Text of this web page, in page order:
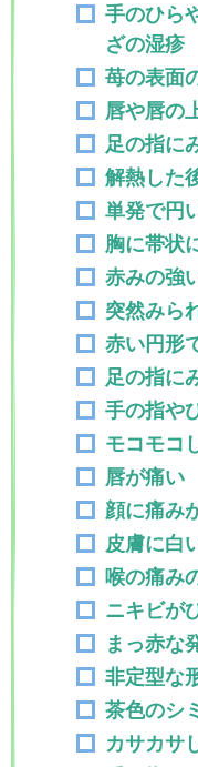
手のひら
ざの湿疹
苺の表面
唇や唇の
足の指に
解熱した
単発で円
胸に帯状
赤みの強
突然みら
赤い円形
足の指に
手の指や
モコモコ
唇が痛い
顔に痛み
皮膚に白
喉の痛み
ニキビが
まっ赤な
非定型な
茶色のシ
カサカサ